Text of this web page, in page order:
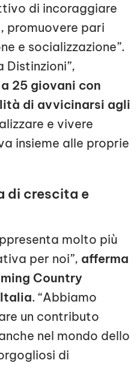
di incoraggiare
promuovere pari
e socializzazione”.
Distinzioni”,
25 giovani con
di avvicinarsi agli
e vivere
insieme alle proprie
di crescita e
molto più
per noi”, afferma
Country
. “Abbiamo
un contributo
nel mondo dello
di